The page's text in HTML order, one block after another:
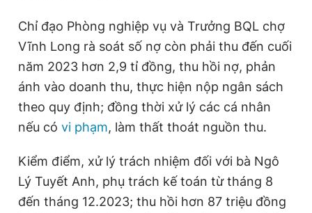
Chỉ đạo Phòng nghiệp vụ và Trưởng BQL chợ
Vĩnh Long rà soát số nợ còn phải thu đến cuối
năm 2023 hơn 2,9 tỉ đồng, thu hồi nợ, phản
ánh vào doanh thu, thực hiện nộp ngân sách
theo quy định; đồng thời xử lý các cá nhân
nếu có vi phạm, làm thất thoát nguồn thu.
Kiểm điểm, xử lý trách nhiệm đối với bà Ngô
Lý Tuyết Anh, phụ trách kế toán từ tháng 8
đến tháng 12.2023; thu hồi hơn 87 triệu đồng